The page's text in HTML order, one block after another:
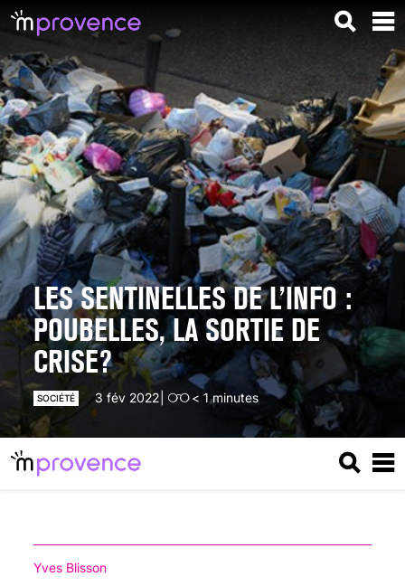
LES SENTINELLES DE L’INFO :
POUBELLES, LA SORTIE DE
CRISE?
SOCIÉTÉ 3 fév 2022 < 1 minutes
Yves Blisson